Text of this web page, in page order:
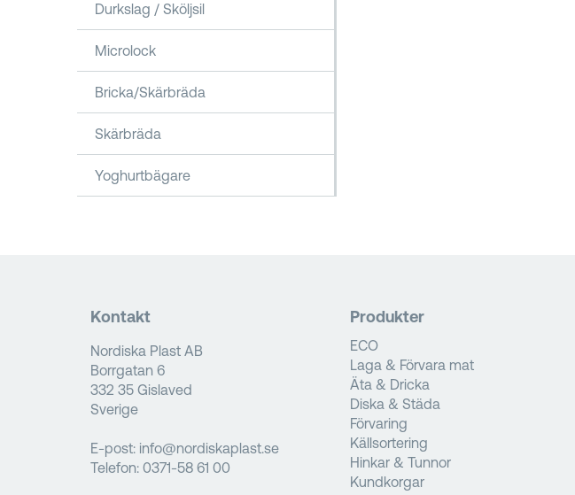
Durkslag / Sköljsil
Microlock
Bricka/Skärbräda
Skärbräda
Yoghurtbägare
Kontakt
Nordiska Plast AB
Borrgatan 6
332 35 Gislaved
Sverige
E-post: info@nordiskaplast.se
Telefon: 0371-58 61 00
Produkter
ECO
Laga & Förvara mat
Äta & Dricka
Diska & Städa
Förvaring
Källsortering
Hinkar & Tunnor
Kundkorgar